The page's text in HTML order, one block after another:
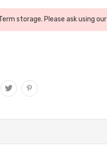
storage. Please ask using our